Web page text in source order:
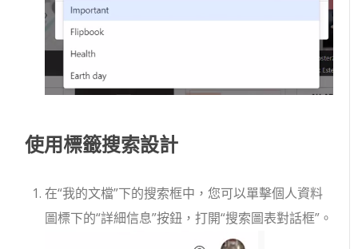
使用標籤搜索設計
在“我的文檔”下的搜索框中，您可以單擊個人資料
圖標下的“詳細信息”按鈕，打開“搜索圖表對話框”。